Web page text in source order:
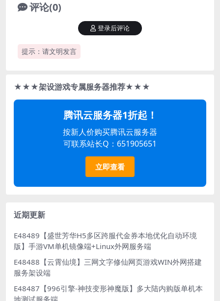
评论(0)
提示：请文明发言
登录后评论
★★★架设游戏专属服务器推荐★★★
腾讯云服务器1折起！
按新人价购买腾讯云服务器
可联系站长Q：651905651
立即查看
近期更新
E48489【盛世芳华H5多区跨服代金券本地优化自动环境
版】手游VM单机镜像端+Linux外网服务端
E48488【云霄仙境】三网文字修仙网页游戏WIN外网搭建
服务架设端
E48487【996引擎-神技变形神魔版】多大陆内购版单机本
地测试服务端